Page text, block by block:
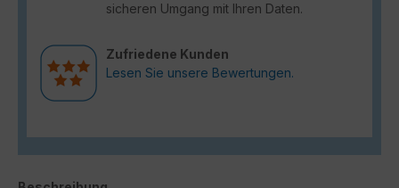
sicheren Umgang mit Ihren Daten.
Zufriedene Kunden
Lesen Sie unsere Bewertungen.